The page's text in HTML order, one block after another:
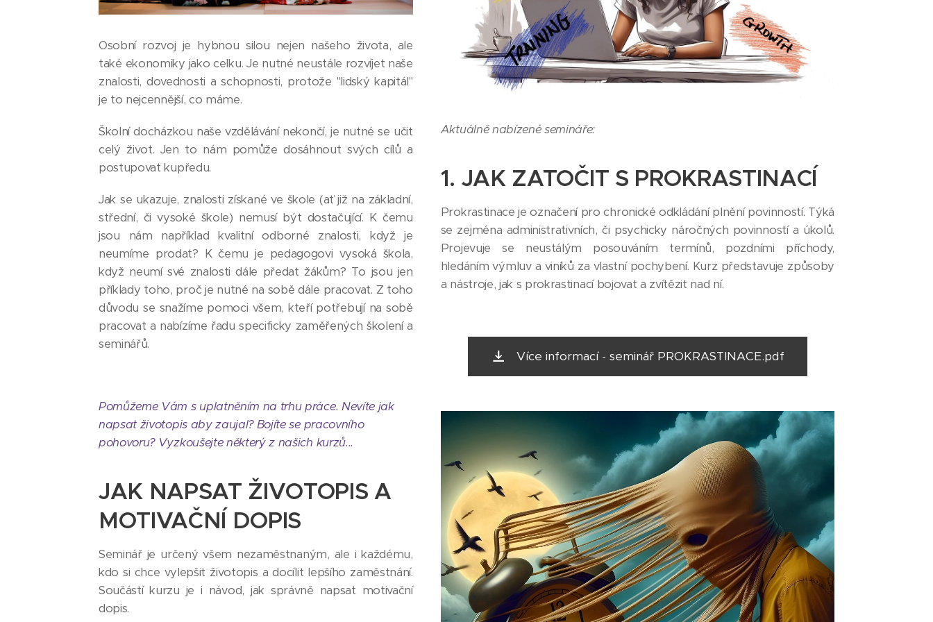
Osobní rozvoj je hybnou silou nejen našeho života, ale
také ekonomiky jako celku. Je nutné neustále rozvíjet naše
znalosti, dovednosti a schopnosti, protože "lidský kapitál"
je to nejcennější, co máme.
Školní docházkou naše vzdělávání nekončí, je nutné se učit
celý život. Jen to nám pomůže dosáhnout svých cílů a
postupovat kupředu.
Jak se ukazuje, znalosti získané ve škole (ať již na základní,
střední, či vysoké škole) nemusí být dostačující. K čemu
jsou nám například kvalitní odborné znalosti, když je
neumíme prodat? K čemu je pedagogovi vysoká škola,
když neumí své znalosti dále předat žákům? To jsou jen
příklady toho, proč je nutné na sobě dále pracovat. Z toho
důvodu se snažíme pomoci všem, kteří potřebují na sobě
pracovat a nabízíme řadu specificky zaměřených školení a
seminářů.
Pomůžeme Vám s uplatněním na trhu práce. Nevíte jak
napsat životopis aby zaujal? Bojíte se pracovního
pohovoru? Vyzkoušejte některý z našich kurzů...
JAK NAPSAT ŽIVOTOPIS A
MOTIVAČNÍ DOPIS
Seminář je určený všem nezaměstnaným, ale i každému,
kdo si chce vylepšit životopis a docílit lepšího zaměstnání.
Součástí kurzu je i návod, jak správně napsat motivační
dopis.
Aktuálně nabízené semináře:
1. JAK ZATOČIT S PROKRASTINACÍ
Prokrastinace je označení pro chronické odkládání plnění povinností. Týká
se zejména administrativních, či psychicky náročných povinností a úkolů.
Projevuje se neustálým posouváním termínů, pozdními příchody,
hledáním výmluv a viníků za vlastní pochybení. Kurz představuje způsoby
a nástroje, jak s prokrastinací bojovat a zvítězit nad ní.
Více informací - seminář PROKRASTINACE.pdf